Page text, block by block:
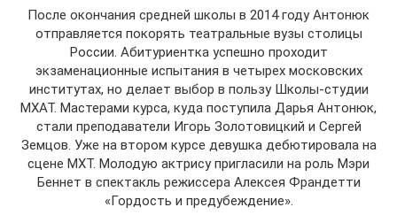
После окончания средней школы в 2014 году Антонюк
отправляется покорять театральные вузы столицы
России. Абитуриентка успешно проходит
экзаменационные испытания в четырех московских
институтах, но делает выбор в пользу Школы-студии
МХАТ. Мастерами курса, куда поступила Дарья Антонюк,
стали преподаватели Игорь Золотовицкий и Сергей
Земцов. Уже на втором курсе девушка дебютировала на
сцене МХТ. Молодую актрису пригласили на роль Мэри
Беннет в спектакль режиссера Алексея Франдетти
«Гордость и предубеждение».